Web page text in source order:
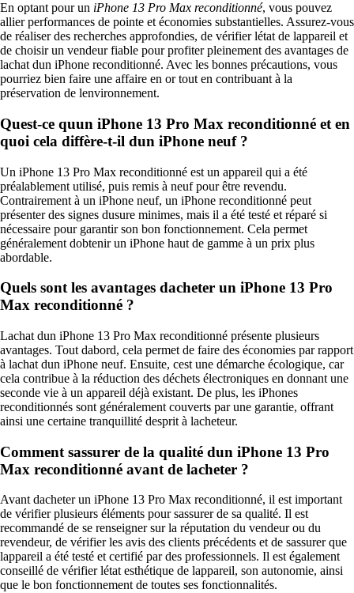
En optant pour un iPhone 13 Pro Max reconditionné, vous pouvez
allier performances de pointe et économies substantielles. Assurez-vous
de réaliser des recherches approfondies, de vérifier létat de lappareil et
de choisir un vendeur fiable pour profiter pleinement des avantages de
lachat dun iPhone reconditionné. Avec les bonnes précautions, vous
pourriez bien faire une affaire en or tout en contribuant à la
préservation de lenvironnement.
Quest-ce quun iPhone 13 Pro Max reconditionné et en
quoi cela diffère-t-il dun iPhone neuf ?
Un iPhone 13 Pro Max reconditionné est un appareil qui a été
préalablement utilisé, puis remis à neuf pour être revendu.
Contrairement à un iPhone neuf, un iPhone reconditionné peut
présenter des signes dusure minimes, mais il a été testé et réparé si
nécessaire pour garantir son bon fonctionnement. Cela permet
généralement dobtenir un iPhone haut de gamme à un prix plus
abordable.
Quels sont les avantages dacheter un iPhone 13 Pro
Max reconditionné ?
Lachat dun iPhone 13 Pro Max reconditionné présente plusieurs
avantages. Tout dabord, cela permet de faire des économies par rapport
à lachat dun iPhone neuf. Ensuite, cest une démarche écologique, car
cela contribue à la réduction des déchets électroniques en donnant une
seconde vie à un appareil déjà existant. De plus, les iPhones
reconditionnés sont généralement couverts par une garantie, offrant
ainsi une certaine tranquillité desprit à lacheteur.
Comment sassurer de la qualité dun iPhone 13 Pro
Max reconditionné avant de lacheter ?
Avant dacheter un iPhone 13 Pro Max reconditionné, il est important
de vérifier plusieurs éléments pour sassurer de sa qualité. Il est
recommandé de se renseigner sur la réputation du vendeur ou du
revendeur, de vérifier les avis des clients précédents et de sassurer que
lappareil a été testé et certifié par des professionnels. Il est également
conseillé de vérifier létat esthétique de lappareil, son autonomie, ainsi
que le bon fonctionnement de toutes ses fonctionnalités.